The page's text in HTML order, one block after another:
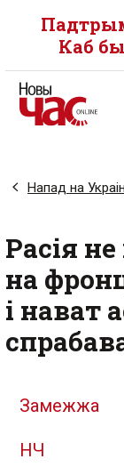
Каб
Напад на
Расія
на
і нават
Замежжа
НЧ